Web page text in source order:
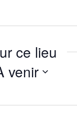
ce lieu
venir